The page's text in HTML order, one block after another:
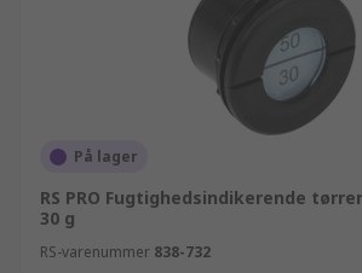
På lager
RS PRO Fugtighedsindikerende
30 g
RS-varenummer 838-732